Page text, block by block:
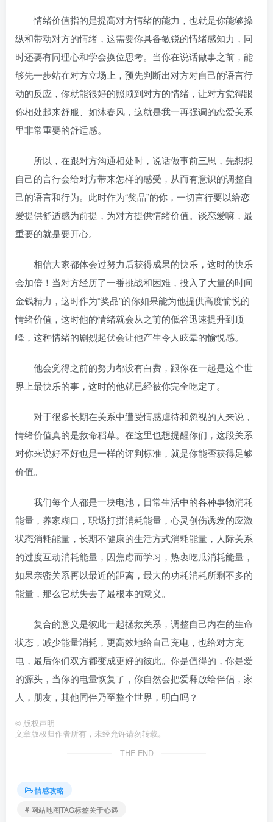
情绪价值指的是提高对方情绪的能力，也就是你能够操
纵和带动对方的情绪，这需要你具备敏锐的情绪感知力，同
时还要有同理心和学会换位思考。当你在说话做事之前，能
够先一步站在对方立场上，预先判断出对方对自己的语言行
动的反应，你就能很好的照顾到对方的情绪，让对方觉得跟
你相处起来舒服、如沐春风，这就是我一再强调的恋爱关系
里非常重要的舒适感。
所以，在跟对方沟通相处时，说话做事前三思，先想想
自己的言行会给对方带来怎样的感受，从而有意识的调整自
己的语言和行为。此时作为“奖品”的你，一切言行要以给恋
爱提供舒适感为前提，为对方提供情绪价值。谈恋爱嘛，最
重要的就是要开心。
相信大家都体会过努力后获得成果的快乐，这时的快乐
会加倍！当对方经历了一番挑战和困难，投入了大量的时间
金钱精力，这时作为“奖品”的你如果能为他提供高度愉悦的
情绪价值，这时他的情绪就会从之前的低谷迅速提升到顶
峰，这种情绪的剧烈起伏会让他产生令人眩晕的愉悦感。
他会觉得之前的努力都没有白费，跟你在一起是这个世
界上最快乐的事，这时的他就已经被你完全吃定了。
对于很多长期在关系中遭受情感虐待和忽视的人来说，
情绪价值真的是救命稻草。在这里也想提醒你们，这段关系
对你来说好不好也是一样的评判标准，就是你能否获得足够
价值。
我们每个人都是一块电池，日常生活中的各种事物消耗
能量，养家糊口，职场打拼消耗能量，心灵创伤诱发的应激
状态消耗能量，长期不健康的生活方式消耗能量，人际关系
的过度互动消耗能量，因焦虑而学习，热衷吃瓜消耗能量，
如果亲密关系再以最近的距离，最大的功耗消耗所剩不多的
能量，那么它就失去了最根本的意义。
复合的意义是彼此一起拯救关系，调整自己内在的生命
状态，减少能量消耗，更高效地给自己充电，也给对方充
电，最后你们双方都变成更好的彼此。你是值得的，你是爱
的源头，当你的电量恢复了，你自然会把爱释放给伴侣，家
人，朋友，其他同伴乃至整个世界，明白吗？
© 版权声明
文章版权归作者所有，未经允许请勿转载。
THE END
情感攻略
# 网站地图TAG标签关于心遇